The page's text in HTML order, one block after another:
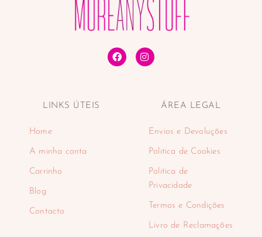
LINKS ÚTEIS
Home
A minha conta
Carrinho
Blog
Contacto
ÁREA LEGAL
Envios e Devoluções
Politica de Cookies
Politica de
Privacidade
Termos e Condições
Livro de Reclamações